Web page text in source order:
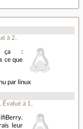
à 2.
ça :
ce que
par linux
. Évalué à 1.
leur